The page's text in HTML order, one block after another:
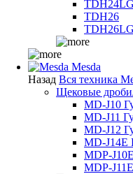
TDH26
Mesda
Назад Вся техника
Щековые
MD-J10
MD-J11
MD-J12
MD-J14E
MDP-
MDP-